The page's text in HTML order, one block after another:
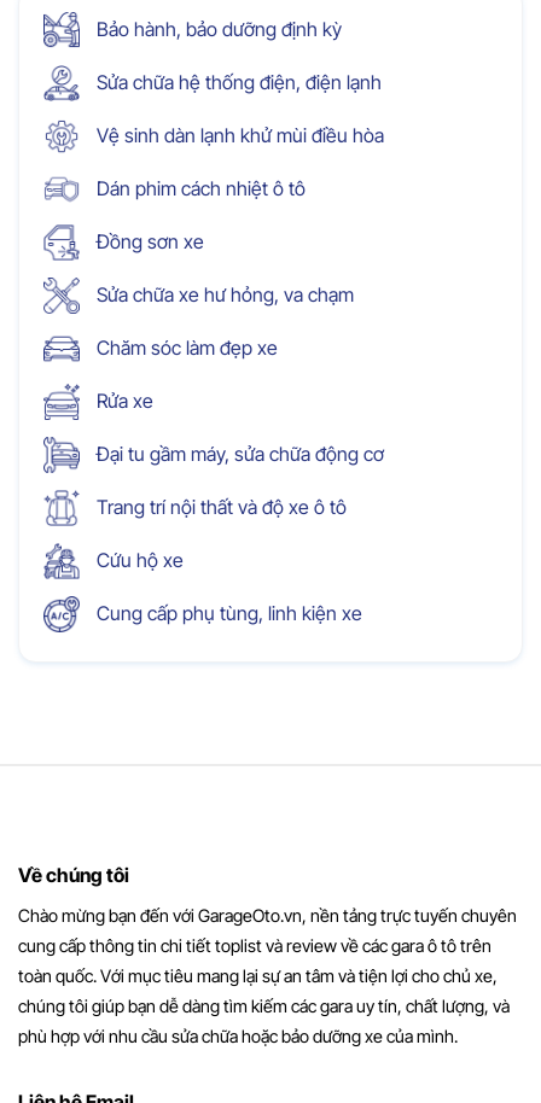
Bảo hành, bảo dưỡng định kỳ
Sửa chữa hệ thống điện, điện lạnh
Vệ sinh dàn lạnh khử mùi điều hòa
Dán phim cách nhiệt ô tô
Đồng sơn xe
Sửa chữa xe hư hỏng, va chạm
Chăm sóc làm đẹp xe
Rửa xe
Đại tu gầm máy, sửa chữa động cơ
Trang trí nội thất và độ xe ô tô
Cứu hộ xe
Cung cấp phụ tùng, linh kiện xe
Về chúng tôi
Chào mừng bạn đến với GarageOto.vn, nền tảng trực tuyến chuyên
cung cấp thông tin chi tiết toplist và review về các gara ô tô trên
toàn quốc. Với mục tiêu mang lại sự an tâm và tiện lợi cho chủ xe,
chúng tôi giúp bạn dễ dàng tìm kiếm các gara uy tín, chất lượng, và
phù hợp với nhu cầu sửa chữa hoặc bảo dưỡng xe của mình.